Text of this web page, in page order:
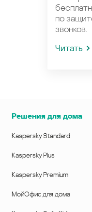
по
звонков.
Читать
Решения для дома
Kaspersky Standard
Kaspersky Plus
Kaspersky Premium
МойОфис для дома